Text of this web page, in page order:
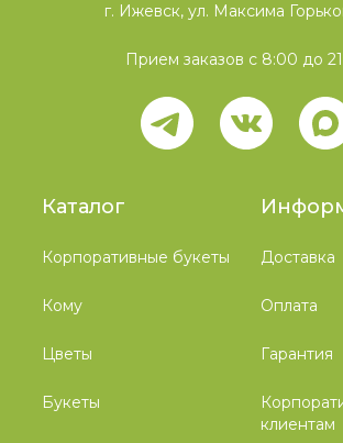
Каталог
Корпоративные букеты
Кому
Цветы
Букеты
Доставка
Оплата
Гарантия
клиентам
г. Ижевск, ул. Максима
Прием заказов с 8:00 до